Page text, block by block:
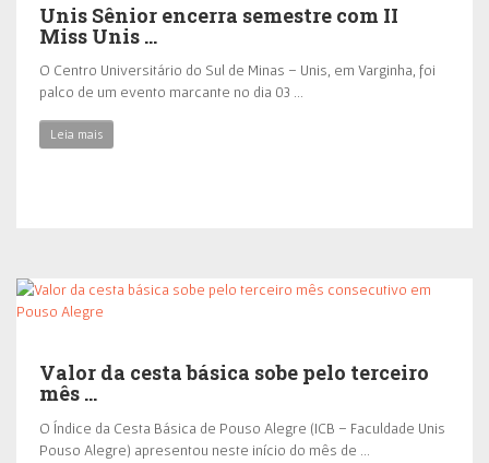
Unis Sênior encerra semestre com II
Miss Unis …
O Centro Universitário do Sul de Minas – Unis, em Varginha, foi
palco de um evento marcante no dia 03 …
Leia mais
Valor da cesta básica sobe pelo terceiro
mês …
O Índice da Cesta Básica de Pouso Alegre (ICB – Faculdade Unis
Pouso Alegre) apresentou neste início do mês de …